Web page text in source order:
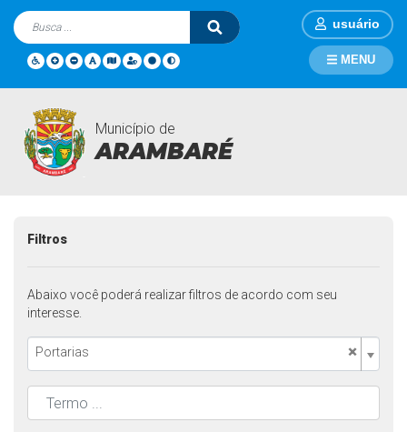
usuário
Município de
ARAMBARÉ
MENU
Legislações
Filtros
Abaixo você poderá realizar filtros de acordo com seu
interesse.
×
Portarias